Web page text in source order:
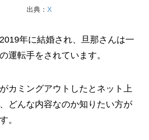
出典： X
年に結婚され、旦那さんは一
運転手をされています。
カミングアウトしたとネット上
どんな内容なのか知りたい方が
。